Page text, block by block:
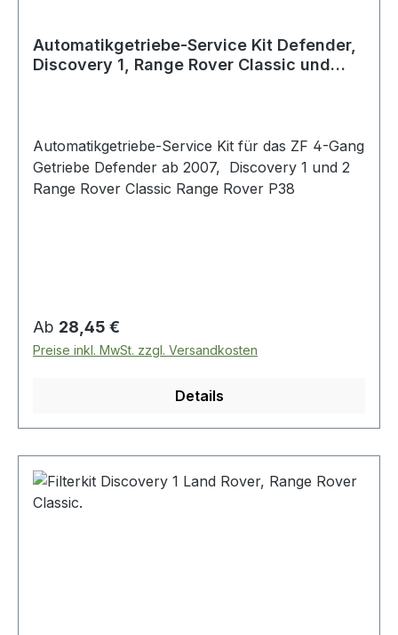
Automatikgetriebe-Service Kit Defender,
Discovery 1, Range Rover Classic und
Automatikgetriebe-Service Kit für das ZF 4-Gang
Getriebe Defender ab 2007, Discovery 1 und 2
Range Rover Classic Range Rover P38
Regulärer Preis:
Ab 28,45 €
Preise inkl. MwSt. zzgl. Versandkosten
Details